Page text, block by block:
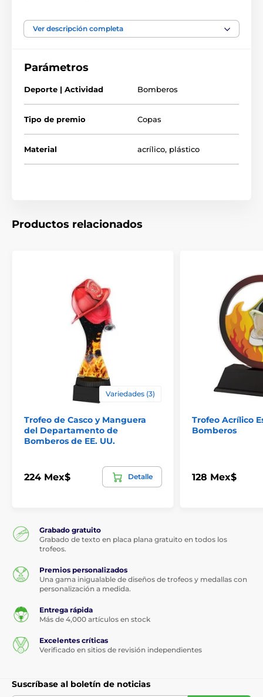
de plástico plateado, que a su vez está montada sobre
una base de mármol negro.
también incluye una placa adhesiva grabada GRATIS
Ver descripción completa
Parámetros
Deporte | Actividad Bomberos
Tipo de premio Copas
Material acrílico, plástico
Productos relacionados
Variedades (3)
Trofeo de Casco y Manguera
del Departamento de
Bomberos de EE. UU.
224 Mex$ Detalle
Trofeo Acrílico
Bomberos
128 Mex$
Grabado gratuito
Grabado de texto en placa plana gratuito en todos los
trofeos.
Premios personalizados
Una gama inigualable de diseños de trofeos y medallas con
personalización a medida.
Entrega rápida
Más de 4,000 artículos en stock
Excelentes críticas
Verificado en sitios de revisión independientes
Suscríbase al boletín de noticias